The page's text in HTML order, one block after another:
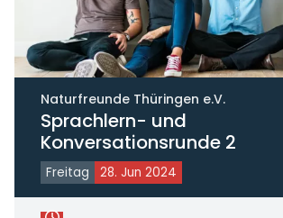
Naturfreunde Thüringen e.V.
Sprachlern- und
Konversationsrunde 2
Freitag 28. Jun 2024